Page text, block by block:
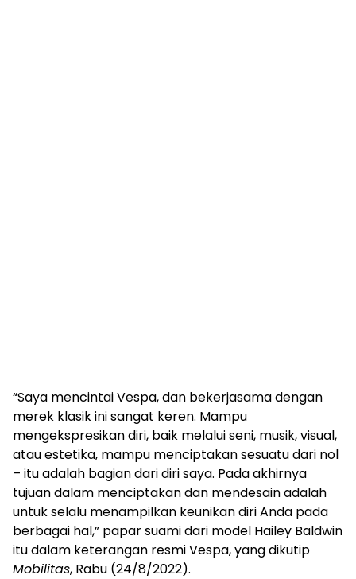
“Saya mencintai Vespa, dan bekerjasama dengan
merek klasik ini sangat keren. Mampu
mengekspresikan diri, baik melalui seni, musik, visual,
atau estetika, mampu menciptakan sesuatu dari nol
– itu adalah bagian dari diri saya. Pada akhirnya
tujuan dalam menciptakan dan mendesain adalah
untuk selalu menampilkan keunikan diri Anda pada
berbagai hal,” papar suami dari model Hailey Baldwin
itu dalam keterangan resmi Vespa, yang dikutip
Mobilitas, Rabu (24/8/2022).